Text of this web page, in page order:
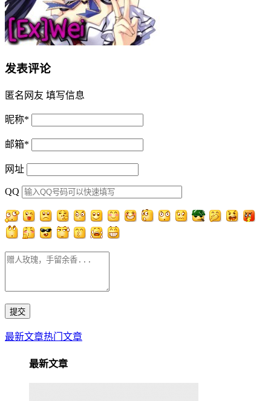
发表评论
匿名网友 填写信息
昵称*
邮箱*
网址
QQ
最新文章热门文章
最新文章